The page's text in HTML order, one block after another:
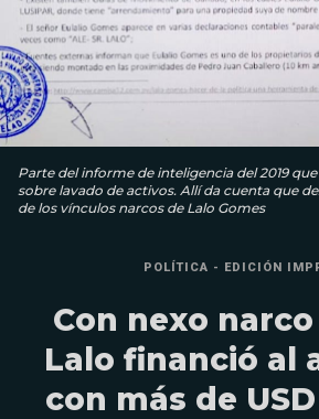
Parte del informe de inteligencia del 2019
sobre lavado de activos. Allí da cuenta que
de los vínculos narcos de Lalo Gomes
POLÍTICA - EDICIÓN
Con nexo
Lalo financió al
con más de